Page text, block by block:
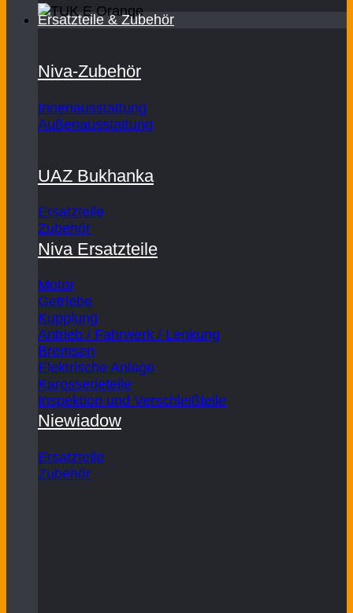
Ersatzteile & Zubehör
Niva-Zubehör
Innenausstattung
Außenausstattung
UAZ Bukhanka
Ersatzteile
Zubehör
Niva Ersatzteile
Motor
Getriebe
Kupplung
Antrieb / Fahrwerk / Lenkung
Bremsen
Elektrische Anlage
Karosserieteile
Inspektion und Verschleißteile
Niewiadow
Ersatzteile
Zubehör